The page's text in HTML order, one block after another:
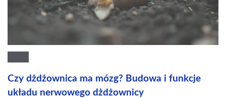
Czy dżdżownica ma mózg? Budowa i funkcje
układu nerwowego dżdżownicy